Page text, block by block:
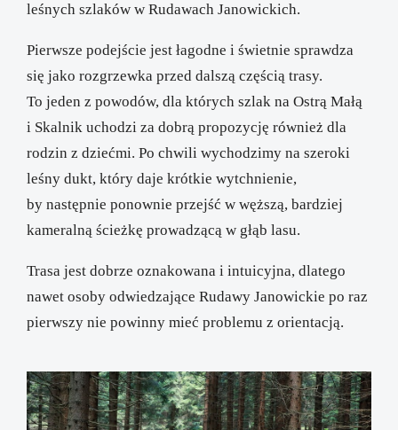
leśnych szlaków w Rudawach Janowickich.
Pierwsze podejście jest łagodne i świetnie sprawdza
się jako rozgrzewka przed dalszą częścią trasy.
To jeden z powodów, dla których szlak na Ostrą Małą
i Skalnik uchodzi za dobrą propozycję również dla
rodzin z dziećmi. Po chwili wychodzimy na szeroki
leśny dukt, który daje krótkie wytchnienie,
by następnie ponownie przejść w węższą, bardziej
kameralną ścieżkę prowadzącą w głąb lasu.
Trasa jest dobrze oznakowana i intuicyjna, dlatego
nawet osoby odwiedzające Rudawy Janowickie po raz
pierwszy nie powinny mieć problemu z orientacją.